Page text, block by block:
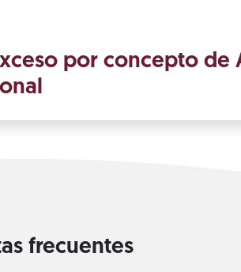
por concepto de
frecuentes